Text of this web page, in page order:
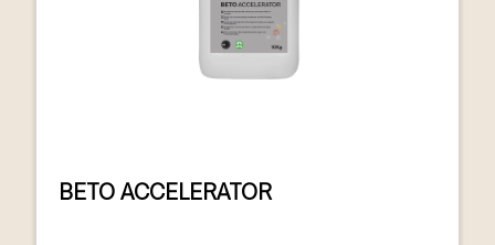
BETO ACCELERATOR